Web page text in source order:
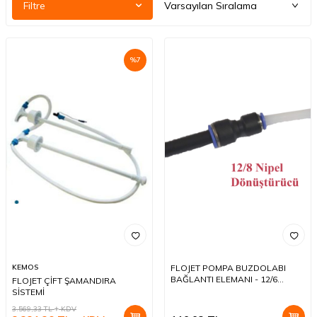
Filtre
%7
KEMOS
FLOJET ÇİFT ŞAMANDIRA
SİSTEMİ
3.569,33TL KDV
FLOJET POMPA BUZDOLABI
BAĞLANTI ELEMANI - 12/6